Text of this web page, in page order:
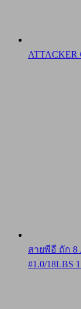
ATTACKER
สายพีอี ถัก 8
#1.0/18LBS